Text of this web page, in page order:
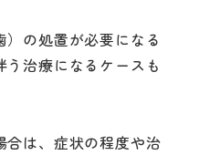
の処置が必要になる
う治療になるケースも
合は、症状の程度や治